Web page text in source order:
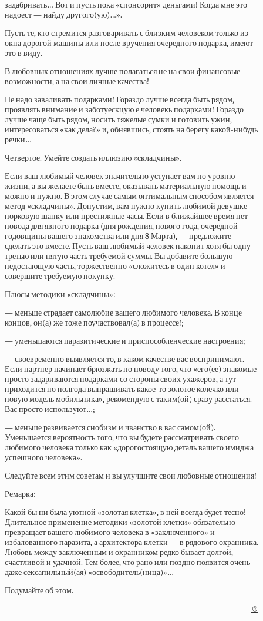
задабривать… Вот и пусть пока «спонсорит» деньгами! Когда мне это
надоест — найду другого(ую)…».
Пусть те, кто стремится разговаривать с близким человеком только из
окна дорогой машины или после вручения очередного подарка, имеют
это в виду.
В любовных отношениях лучше полагаться не на свои финансовые
возможности, а на свои личные качества!
Не надо заваливать подарками! Гораздо лучше всегда быть рядом,
проявлять внимание и заботуескцую е человекь подарками! Гораздо
лучше чаще быть рядом, носить тяжелые сумки и готовить ужин,
интересоваться «как дела?» и, обнявшись, стоять на берегу какой-нибудь
речки…
Четвертое. Умейте создать иллюзию «складчины».
Если ваш любимый человек значительно уступает вам по уровню
жизни, а вы желаете быть вместе, оказывать материальную помощь и
можно и нужно. В этом случае самым оптимальным способом является
метод «складчины». Допустим, вам нужно купить любимой девушке
норковую шапку или престижные часы. Если в ближайшее время нет
повода для явного подарка (дня рождения, нового года, очередной
годовщины вашего знакомства или дня 8 Марта), — предложите
сделать это вместе. Пусть ваш любимый человек накопит хотя бы одну
третью или пятую часть требуемой суммы. Вы добавите большую
недостающую часть, торжественно «сложитесь в один котел» и
совершите требуемую покупку.
Плюсы методики «складчины»:
— меньше страдает самолюбие вашего любимого человека. В конце
концов, он(а) же тоже поучаствовал(а) в процессе!;
— уменьшаются паразитические и приспособленческие настроения;
— своевременно выявляется то, в каком качестве вас воспринимают.
Если партнер начинает брюзжать по поводу того, что «его(ее) знакомые
просто задариваются подарками со стороны своих ухажеров, а тут
приходится по полгода выпрашивать какое-то золотое колечко или
новую модель мобильника», рекомендую с таким(ой) сразу расстаться.
Вас просто используют…;
— меньше развивается снобизм и чванство в вас самом(ой).
Уменьшается вероятность того, что вы будете рассматривать своего
любимого человека только как «дорогостоящую деталь вашего имиджа
успешного человека».
Следуйте всем этим советам и вы улучшите свои любовные отношения!
Ремарка:
Какой бы ни была уютной «золотая клетка», в ней всегда будет тесно!
Длительное применение методики «золотой клетки» обязательно
превращает вашего любимого человека в «заключенного» и
избалованного паразита, а архитектора клетки — в рядового охранника.
Любовь между заключенным и охранником редко бывает долгой,
счастливой и удачной. Тем более, что рано или поздно появится очень
даже сексапильный(ая) «освободитель(ница)»…
Подумайте об этом.
©